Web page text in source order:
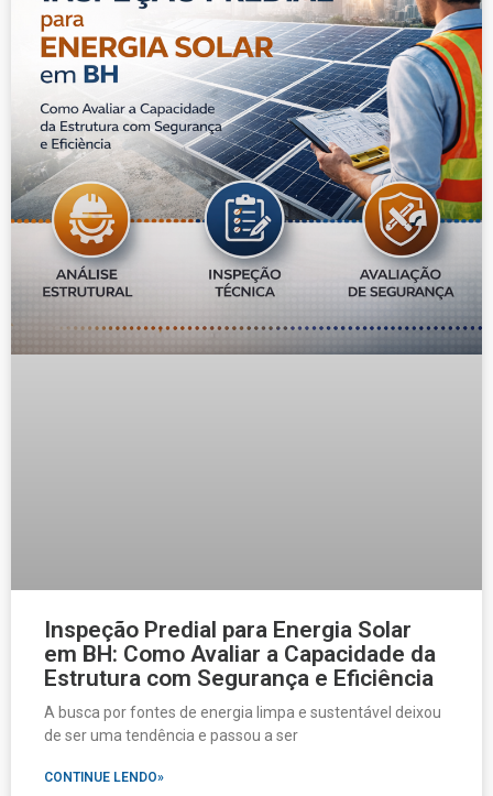
Inspeção Predial para Energia Solar
em BH: Como Avaliar a Capacidade da
Estrutura com Segurança e Eficiência
A busca por fontes de energia limpa e sustentável deixou
de ser uma tendência e passou a ser
CONTINUE LENDO»